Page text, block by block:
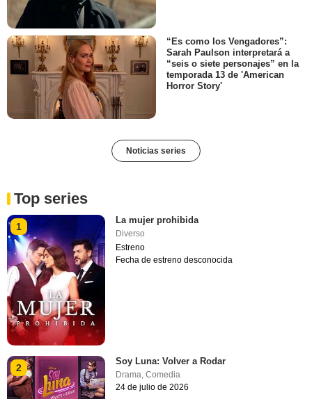
“Es como los Vengadores”:
Sarah Paulson interpretará a
“seis o siete personajes” en la
temporada 13 de 'American
Horror Story'
Noticias series
Top series
1
La mujer prohibida
Diverso
Estreno
Fecha de estreno desconocida
2
Soy Luna: Volver a Rodar
Drama,Comedia
24 de julio de 2026